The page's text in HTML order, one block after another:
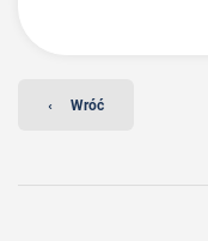
‹ Wróć